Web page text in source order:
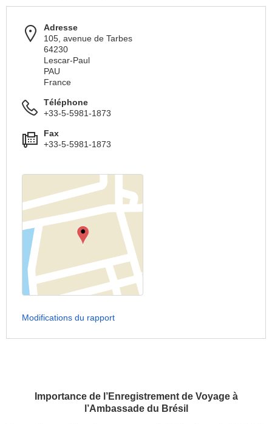
Importance de l’Enregistrement de Voyage à
l’Ambassade du Brésil
Adresse
105, avenue de Tarbes
64230
Lescar-Paul
PAU
France
Téléphone
+33-5-5981-1873
Fax
+33-5-5981-1873
Modifications du rapport